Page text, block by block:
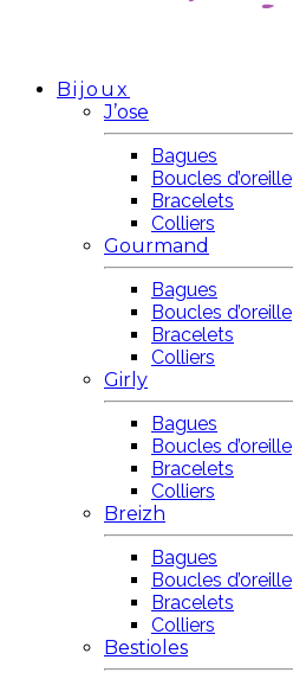
Bijoux
J’ose
Bagues
Boucles d’oreille
Bracelets
Colliers
Gourmand
Bagues
Boucles d’oreille
Bracelets
Colliers
Girly
Bagues
Boucles d’oreille
Bracelets
Colliers
Breizh
Bagues
Boucles d’oreille
Bracelets
Colliers
Bestioles